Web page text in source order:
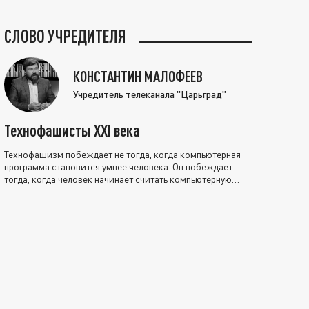
СЛОВО УЧРЕДИТЕЛЯ
КОНСТАНТИН МАЛОФЕЕВ
Учредитель телеканала "Царьград"
Технофашисты XXI века
Технофашизм побеждает не тогда, когда компьютерная
программа становится умнее человека. Он побеждает
тогда, когда человек начинает считать компьютерную